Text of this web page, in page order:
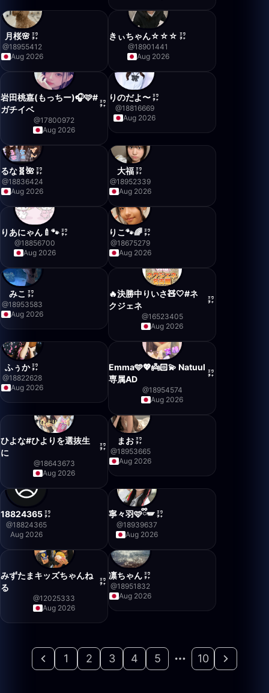
月桜🌸
@18955412
Aug 2026
きぃちゃん☆☆☆
@18901441
Aug 2026
岩田桃嘉(もっちー)🎧🩷#
ガチイベ
@17800972
Aug 2026
りのだよ〜
@18816669
Aug 2026
るな🧬🌺
@18836424
Aug 2026
大福
@18952339
Aug 2026
りあにゃん🍼🐾
@18856700
Aug 2026
りこ🐾🌈
@18675279
Aug 2026
みこ
@18953583
Aug 2026
🔥決勝中りいさ🧸🤍#ネ
クジェネ
@16523405
Aug 2026
ふぅか
@18822628
Aug 2026
Emma🩵💖👼🏻💫 Natuul
専属AD
@18954574
Aug 2026
ひよな#ひよりを選抜生
に
@18643673
Aug 2026
まお
@18953665
Aug 2026
18824365
@18824365
Aug 2026
寧々羽🩷ྀི🪽
@18939637
Aug 2026
みずたまキッズちゃんね
る
@12025333
Aug 2026
凛ちゃん
@18951832
Aug 2026
1 2 3 4 5 10